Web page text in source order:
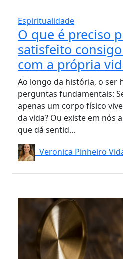
Espiritualidade
O que é preciso
satisfeito
com a própria
Ao longo da história, o ser
perguntas fundamentais:
apenas um corpo físico
da vida? Ou existe em nós
que dá sentid...
Veronica Pinheiro